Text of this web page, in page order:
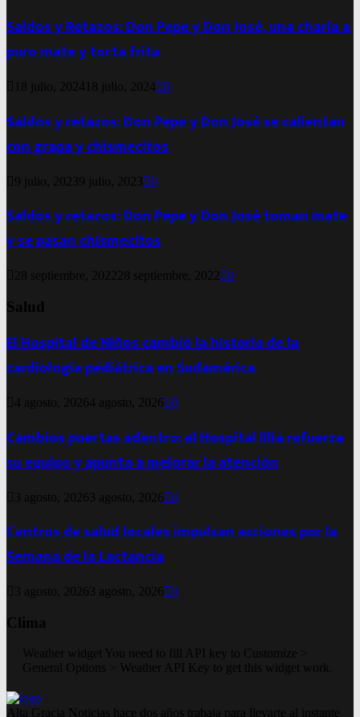
Saldos y Retazos: Don Pepe y Don José, una charla a
puro mate y torta frita
18 julio, 2024 18 julio, 2024 0
Saldos y retazos: Don Pepe y Don José se calientan
con grapa y chismecitos
9 julio, 20239 julio, 2023 0
Saldos y retazos: Don Pepe y Don José toman mate
y se pasan chismecitos
28 septiembre, 2022 28 septiembre, 2022 0
Salud
El Hospital de Niños cambió la historia de la
cardiología pediátrica en Sudamérica
4 agosto, 20264 agosto, 2026 0
Cambios puertas adentro: el Hospital Illia refuerza
su equipo y apunta a mejorar la atención
3 agosto, 2026 3 agosto, 2026 0
Centros de salud locales impulsan acciones por la
Semana de la Lactancia
3 agosto, 2026 3 agosto, 2026 0
Clima
Weather widget You need to fill API key to Customize >
General Options > Weather API Key to get this widget work.
Alta Gracia Noticias hace dos años trabaja para llevarte al instante